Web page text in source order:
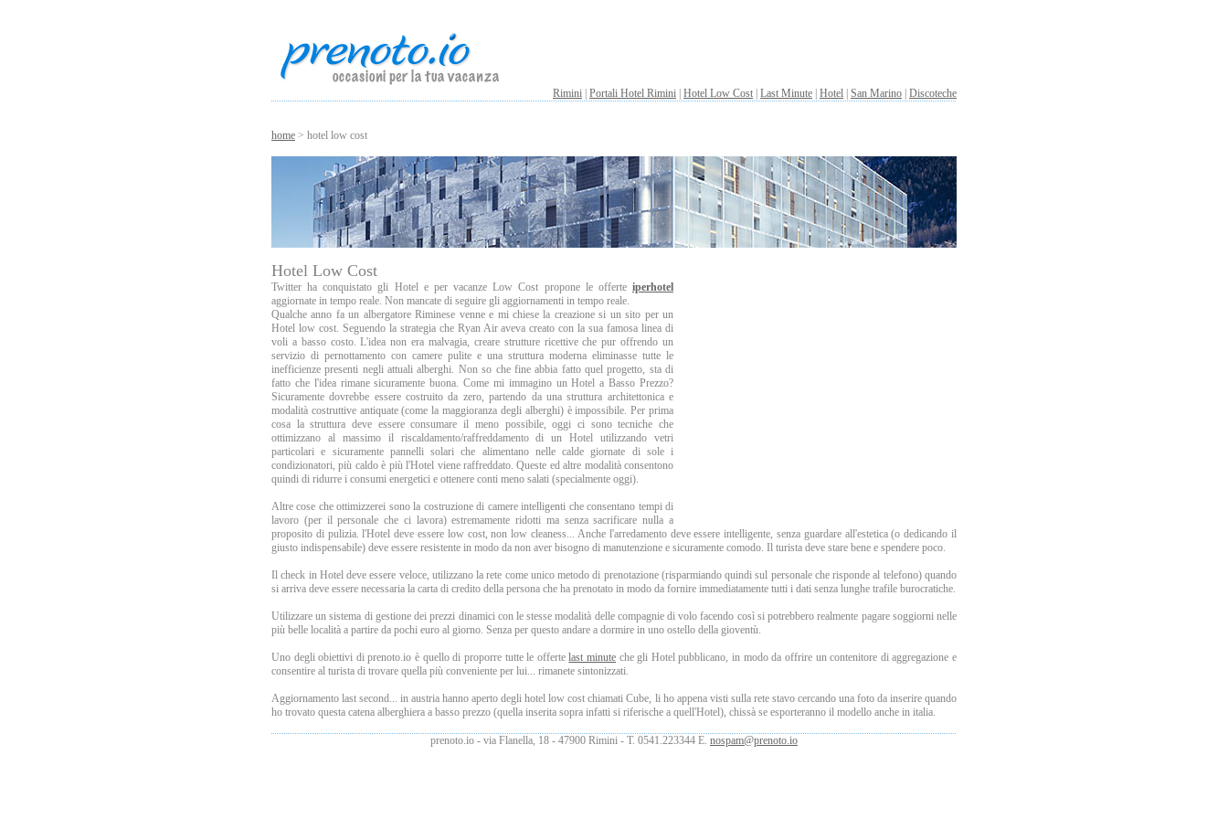
Rimini Portali Hotel Rimini Hotel Low Cost Last Minute Hotel San Marino Discoteche
home > hotel low cost
Hotel Low Cost
Twitter ha conquistato gli Hotel e per vacanze Low Cost propone le offerte iperhotel
aggiornate in tempo reale. Non mancate di seguire gli aggiornamenti in tempo reale.
Qualche anno fa un albergatore Riminese venne e mi chiese la creazione si un sito per un
Hotel low cost. Seguendo la strategia che Ryan Air aveva creato con la sua famosa linea di
voli a basso costo. L'idea non era malvagia, creare strutture ricettive che pur offrendo un
servizio di pernottamento con camere pulite e una struttura moderna eliminasse tutte le
inefficienze presenti negli attuali alberghi. Non so che fine abbia fatto quel progetto, sta di
fatto che l'idea rimane sicuramente buona. Come mi immagino un Hotel a Basso Prezzo?
Sicuramente dovrebbe essere costruito da zero, partendo da una struttura architettonica e
modalità costruttive antiquate (come la maggioranza degli alberghi) è impossibile. Per prima
cosa la struttura deve essere consumare il meno possibile, oggi ci sono tecniche che
ottimizzano al massimo il riscaldamento/raffreddamento di un Hotel utilizzando vetri
particolari e sicuramente pannelli solari che alimentano nelle calde giornate di sole i
condizionatori, più caldo è più l'Hotel viene raffreddato. Queste ed altre modalità consentono
quindi di ridurre i consumi energetici e ottenere conti meno salati (specialmente oggi).
Altre cose che ottimizzerei sono la costruzione di camere intelligenti che consentano tempi di
lavoro (per il personale che ci lavora) estremamente ridotti ma senza sacrificare nulla a
proposito di pulizia. l'Hotel deve essere low cost, non low cleaness... Anche l'arredamento deve essere intelligente, senza guardare all'estetica (o dedicando il
giusto indispensabile) deve essere resistente in modo da non aver bisogno di manutenzione e sicuramente comodo. Il turista deve stare bene e spendere poco.
Il check in Hotel deve essere veloce, utilizzano la rete come unico metodo di prenotazione (risparmiando quindi sul personale che risponde al telefono) quando
si arriva deve essere necessaria la carta di credito della persona che ha prenotato in modo da fornire immediatamente tutti i dati senza lunghe trafile burocratiche.
Utilizzare un sistema di gestione dei prezzi dinamici con le stesse modalità delle compagnie di volo facendo così si potrebbero realmente pagare soggiorni nelle
più belle località a partire da pochi euro al giorno. Senza per questo andare a dormire in uno ostello della gioventù.
Uno degli obiettivi di prenoto.io è quello di proporre tutte le offertelast minute che gli Hotel pubblicano, in modo da offrire un contenitore di aggregazione e
consentire al turista di trovare quella più conveniente per lui... rimanete sintonizzati.
Aggiornamento last second... in austria hanno aperto degli hotel low cost chiamati Cube, li ho appena visti sulla rete stavo cercando una foto da inserire quando
ho trovato questa catena alberghiera a basso prezzo (quella inserita sopra infatti si riferische a quell'Hotel), chissà se esporteranno il modello anche in italia.
prenoto.io - via Flanella, 18 - 47900 Rimini - T. 0541.223344 E. nospam@prenoto.io